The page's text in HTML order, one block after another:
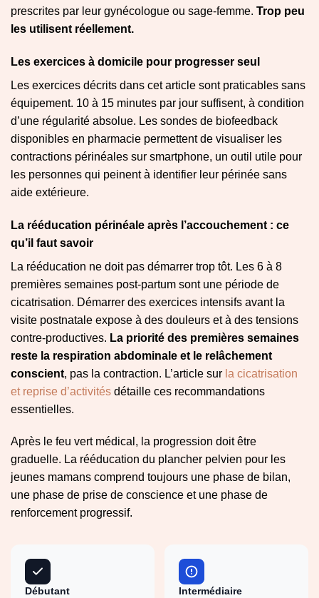
prescrites par leur gynécologue ou sage-femme. Trop peu
les utilisent réellement.
Les exercices à domicile pour progresser seul
Les exercices décrits dans cet article sont praticables sans
équipement. 10 à 15 minutes par jour suffisent, à condition
d’une régularité absolue. Les sondes de biofeedback
disponibles en pharmacie permettent de visualiser les
contractions périnéales sur smartphone, un outil utile pour
les personnes qui peinent à identifier leur périnée sans
aide extérieure.
La rééducation périnéale après l’accouchement : ce
qu’il faut savoir
La rééducation ne doit pas démarrer trop tôt. Les 6 à 8
premières semaines post-partum sont une période de
cicatrisation. Démarrer des exercices intensifs avant la
visite postnatale expose à des douleurs et à des tensions
contre-productives. La priorité des premières semaines
reste la respiration abdominale et le relâchement
conscient, pas la contraction. L’article sur la cicatrisation
et reprise d’activités détaille ces recommandations
essentielles.
Après le feu vert médical, la progression doit être
graduelle. La rééducation du plancher pelvien pour les
jeunes mamans comprend toujours une phase de bilan,
une phase de prise de conscience et une phase de
renforcement progressif.
Débutant Intermédiaire